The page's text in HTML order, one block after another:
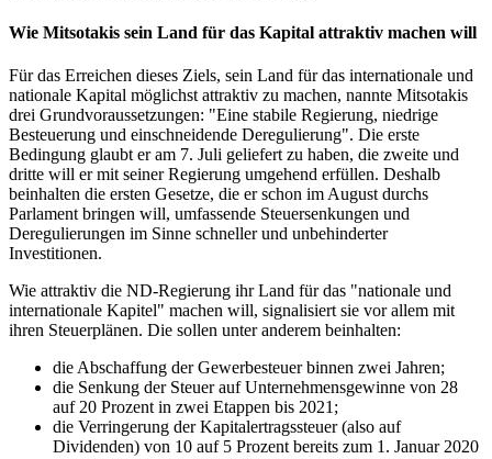
Wie Mitsotakis sein Land für das Kapital attraktiv machen will
Für das Erreichen dieses Ziels, sein Land für das internationale und
nationale Kapital möglichst attraktiv zu machen, nannte Mitsotakis
drei Grundvoraussetzungen: "Eine stabile Regierung, niedrige
Besteuerung und einschneidende Deregulierung". Die erste
Bedingung glaubt er am 7. Juli geliefert zu haben, die zweite und
dritte will er mit seiner Regierung umgehend erfüllen. Deshalb
beinhalten die ersten Gesetze, die er schon im August durchs
Parlament bringen will, umfassende Steuersenkungen und
Deregulierungen im Sinne schneller und unbehinderter
Investitionen.
Wie attraktiv die ND-Regierung ihr Land für das "nationale und
internationale Kapitel" machen will, signalisiert sie vor allem mit
ihren Steuerplänen. Die sollen unter anderem beinhalten:
die Abschaffung der Gewerbesteuer binnen zwei Jahren;
die Senkung der Steuer auf Unternehmensgewinne von 28
auf 20 Prozent in zwei Etappen bis 2021;
die Verringerung der Kapitalertragssteuer (also auf
Dividenden) von 10 auf 5 Prozent bereits zum 1. Januar 2020